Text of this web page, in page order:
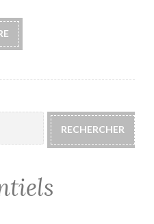
RECHERCHER